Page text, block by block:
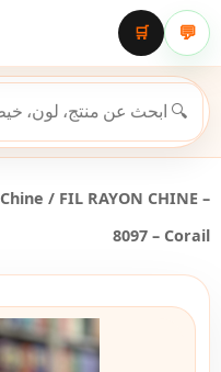
💬
🛒
/ FIL RAYON CHINE –
8097 – Corail